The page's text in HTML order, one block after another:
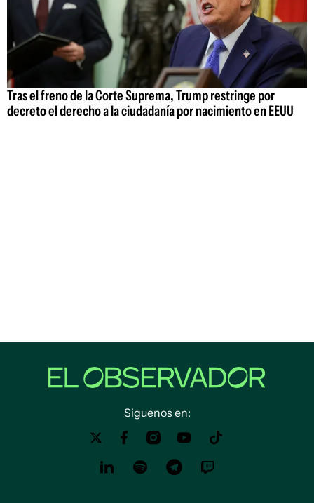
Tras el freno de la Corte Suprema, Trump restringe por
decreto el derecho a la ciudadanía por nacimiento en EEUU
Siguenos en: